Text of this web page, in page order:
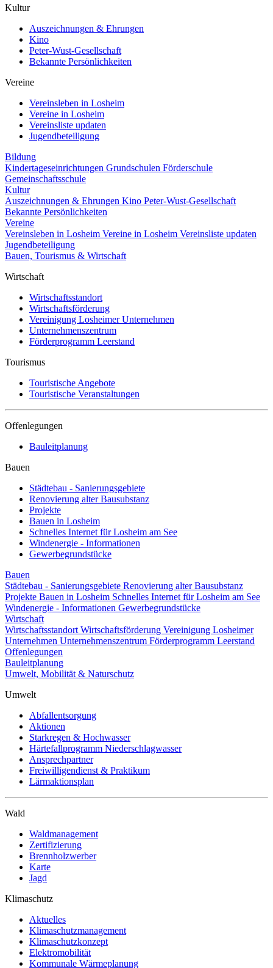
Kultur
Auszeichnungen & Ehrungen
Kino
Peter-Wust-Gesellschaft
Bekannte Persönlichkeiten
Vereine
Vereinsleben in Losheim
Vereine in Losheim
Vereinsliste updaten
Jugendbeteiligung
Bildung
Kindertageseinrichtungen Grundschulen Förderschule
Gemeinschaftsschule
Kultur
Auszeichnungen & Ehrungen Kino Peter-Wust-Gesellschaft
Bekannte Persönlichkeiten
Vereine
Vereinsleben in Losheim Vereine in Losheim Vereinsliste updaten
Jugendbeteiligung
Bauen, Tourismus & Wirtschaft
Wirtschaft
Wirtschaftsstandort
Wirtschaftsförderung
Vereinigung Losheimer Unternehmen
Unternehmenszentrum
Förderprogramm Leerstand
Tourismus
Touristische Angebote
Touristische Veranstaltungen
Offenlegungen
Bauleitplanung
Bauen
Städtebau - Sanierungsgebiete
Renovierung alter Bausubstanz
Projekte
Bauen in Losheim
Schnelles Internet für Losheim am See
Windenergie - Informationen
Gewerbegrundstücke
Bauen
Städtebau - Sanierungsgebiete Renovierung alter Bausubstanz
Projekte Bauen in Losheim Schnelles Internet für Losheim am See
Windenergie - Informationen Gewerbegrundstücke
Wirtschaft
Wirtschaftsstandort Wirtschaftsförderung Vereinigung Losheimer
Unternehmen Unternehmenszentrum Förderprogramm Leerstand
Offenlegungen
Bauleitplanung
Umwelt, Mobilität & Naturschutz
Umwelt
Abfallentsorgung
Aktionen
Starkregen & Hochwasser
Härtefallprogramm Niederschlagwasser
Ansprechpartner
Freiwilligendienst & Praktikum
Lärmaktionsplan
Wald
Waldmanagement
Zertifizierung
Brennholzwerber
Karte
Jagd
Klimaschutz
Aktuelles
Klimaschutzmanagement
Klimaschutzkonzept
Elektromobilität
Kommunale Wärmeplanung